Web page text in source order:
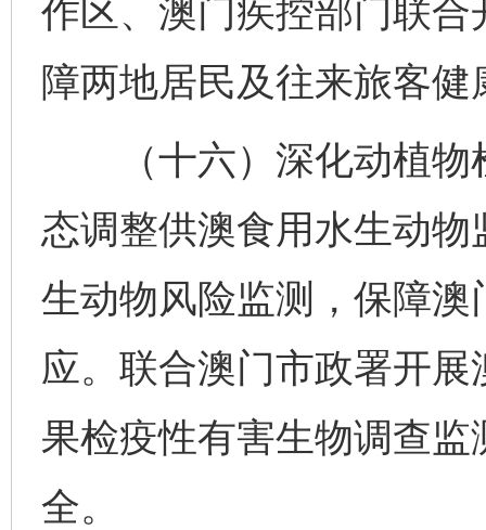
作区、澳门疾控部门联
障两地居民及往来旅客健
（十六）深化动植物
态调整供澳食用水生动
生动物风险监测，保障
应。联合澳门市政署开
果检疫性有害生物调查
全。